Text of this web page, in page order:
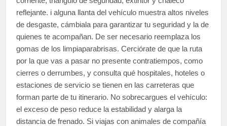
reflejante. i alguna llanta del vehículo muestra altos niveles
de desgaste, cámbiala para garantizar tu seguridad y la de
quienes te acompañan. De ser necesario reemplaza los
gomas de los limpiaparabrisas. Cerciórate de que la ruta
por la que vas a pasar no presente contratiempos, como
cierres o derrumbes, y consulta qué hospitales, hoteles o
estaciones de servicio se tienen en las carreteras que
forman parte de tu itinerario. No sobrecargues el vehículo:
el exceso de peso reduce la estabilidad y alarga la
distancia de frenado. Si viajas con animales de compañía